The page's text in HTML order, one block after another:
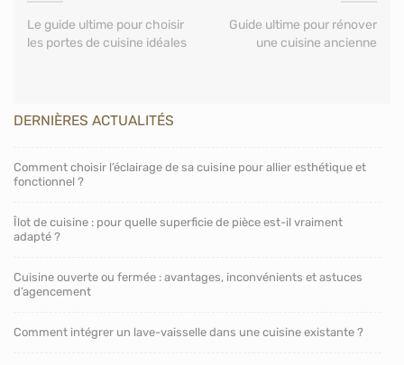
Le guide ultime pour choisir
les portes de cuisine idéales
Guide ultime pour rénover
une cuisine ancienne
DERNIÈRES ACTUALITÉS
Comment choisir l’éclairage de sa cuisine pour allier esthétique et
fonctionnel ?
Îlot de cuisine : pour quelle superficie de pièce est-il vraiment
adapté ?
Cuisine ouverte ou fermée : avantages, inconvénients et astuces
d’agencement
Comment intégrer un lave-vaisselle dans une cuisine existante ?